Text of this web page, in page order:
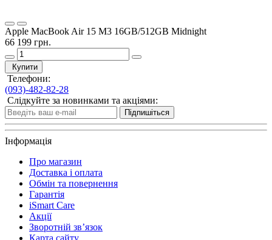
Apple MacBook Air 15 M3 16GB/512GB Midnight
66 199 грн.
Купити
Телефони:
(093)-482-82-28
Слідкуйте за новинками та акціями:
Підпишіться
Інформація
Про магазин
Доставка і оплата
Обмін та повернення
Гарантія
iSmart Care
Акції
Зворотній зв’язок
Карта сайту